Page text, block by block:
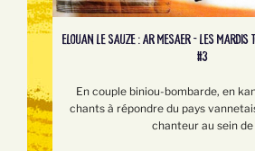
ELOUAN LE SAUZE : AR MESAER - LES MARDIS
#3
En couple biniou-bombarde, en
chants à répondre du pays
chanteur au sein de